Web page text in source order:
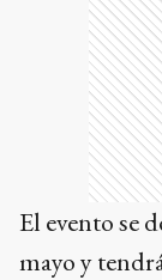
El evento se
mayo y